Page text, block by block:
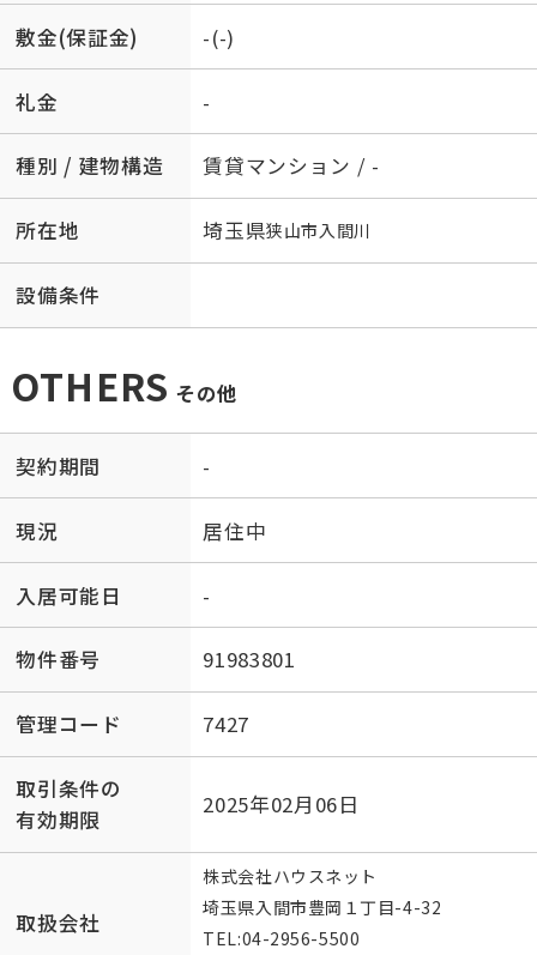
敷金(保証金) -(-)
礼金 -
種別 / 建物構造 賃貸マンション / -
所在地 埼玉県狭山市入間川
設備条件
OTHERS その他
契約期間 -
現況 居住中
入居可能日 -
物件番号 91983801
管理コード 7427
取引条件の
有効期限
2025年02月06日
取扱会社
株式会社ハウスネット
埼玉県入間市豊岡１丁目-4-32
TEL:04-2956-5500